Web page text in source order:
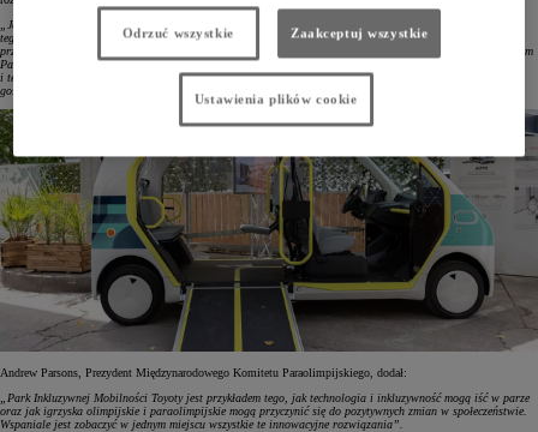
„Jesteśmy dumni, że możemy otworzyć Park Inkluzywnej Mobilności Toyoty w Paryżu, mieście-gospodarzu
tegorocznych Igrzysk Olimpijskich i Paraolimpijskich. Jako globalny partner mobilności Igrzysk, chcemy
przyczynić się do tworzenia bardziej otwartego i zrównoważonego społeczeństwa. Otwarcie parku w centrum
Paryża to dla nas okazja do zaprezentowania naszej wizji „Mobilności dla wszystkich”, w tym pojazdów
i technologii, dzięki którym mobilność stanie się jeszcze bardziej dostępna dla każdego. Mamy nadzieję, że
goście wystawy dowiedzą się więcej o mobilności inkluzywnej, a miejsce stanie się dla nich inspiracją”.
Andrew Parsons, Prezydent Międzynarodowego Komitetu Paraolimpijskiego, dodał:
„Park Inkluzywnej Mobilności Toyoty jest przykładem tego, jak technologia i inkluzywność mogą iść w parze
oraz jak igrzyska olimpijskie i paraolimpijskie mogą przyczynić się do pozytywnych zmian w społeczeństwie.
Wspaniale jest zobaczyć w jednym miejscu wszystkie te innowacyjne rozwiązania”.
Odrzuć wszystkie Zaakceptuj wszystkie
Ustawienia plików cookie